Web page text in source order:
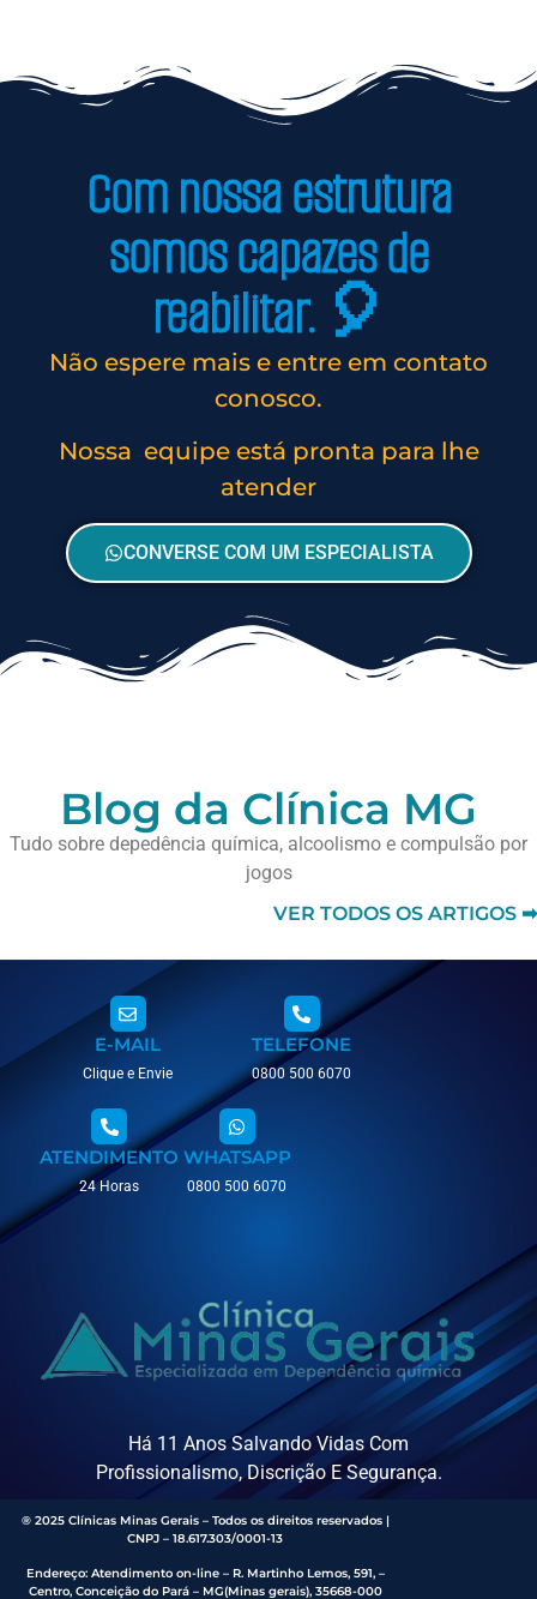
Com nossa estrutura
somos capazes de
reabilitar. 🎈
Não espere mais e entre em contato
conosco.
Nossa equipe está pronta para lhe
atender
CONVERSE COM UM ESPECIALISTA
Blog da Clínica MG
Tudo sobre depedência química, alcoolismo e compulsão por
jogos
VER TODOS OS ARTIGOS ➡
E-MAIL
Clique e Envie
TELEFONE
0800 500 6070
ATENDIMENTO
24 Horas
WHATSAPP
0800 500 6070
Há 11 Anos Salvando Vidas Com
Profissionalismo, Discrição E Segurança.
® 2025 Clínicas Minas Gerais – Todos os direitos reservados |
CNPJ – 18.617.303/0001-13
Endereço: Atendimento on-line – R. Martinho Lemos, 591, –
Centro, Conceição do Pará – MG(Minas gerais), 35668-000